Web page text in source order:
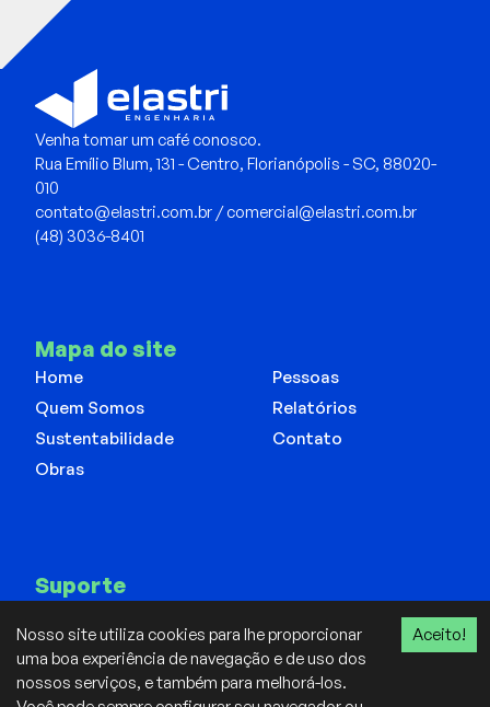
Nosso site utiliza cookies para lhe proporcionar
uma boa experiência de navegação e de uso dos
nossos serviços, e também para melhorá-los.
Aceito!
Venha tomar um café conosco.
Rua Emílio Blum, 131 - Centro, Florianópolis - SC, 88020-
010
contato@elastri.com.br / comercial@elastri.com.br
(48) 3036-8401
Mapa do site
Home
Quem Somos
Sustentabilidade
Obras
Pessoas
Relatórios
Contato
Suporte
Política de Privacidade